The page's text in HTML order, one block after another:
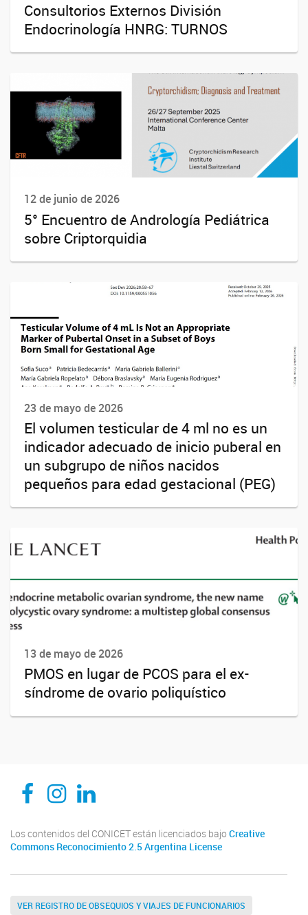
Consultorios Externos División
Endocrinología HNRG: TURNOS
12 de junio de 2026
5° Encuentro de Andrología Pediátrica
sobre Criptorquidia
23 de mayo de 2026
El volumen testicular de 4 ml no es un
indicador adecuado de inicio puberal en
un subgrupo de niños nacidos
pequeños para edad gestacional (PEG)
13 de mayo de 2026
PMOS en lugar de PCOS para el ex-
síndrome de ovario poliquístico
CEDIE, Centro de Investigaciones Endocrinológicas Dr. César Bergadá
CEDIE, Centro de Investigaciones Endocrinológicas Dr. César Bergadá
CEDIE, Centro de Investigaciones Endocrinológicas Dr. César Bergadá
Los contenidos del CONICET están licenciados bajo Creative
Commons Reconocimiento 2.5 Argentina License
VER REGISTRO DE OBSEQUIOS Y VIAJES DE FUNCIONARIOS